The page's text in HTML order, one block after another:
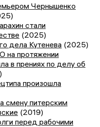
Чернышенко
стали
(2025)
дела Кутенева (2025)
на протяжении
в прениях по делу об
произошла
смену питерским
(2019)
перед рабочими